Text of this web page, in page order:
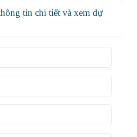
tin chi tiết và xem dự